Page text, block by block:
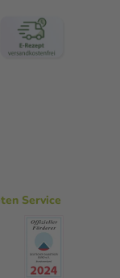
Service